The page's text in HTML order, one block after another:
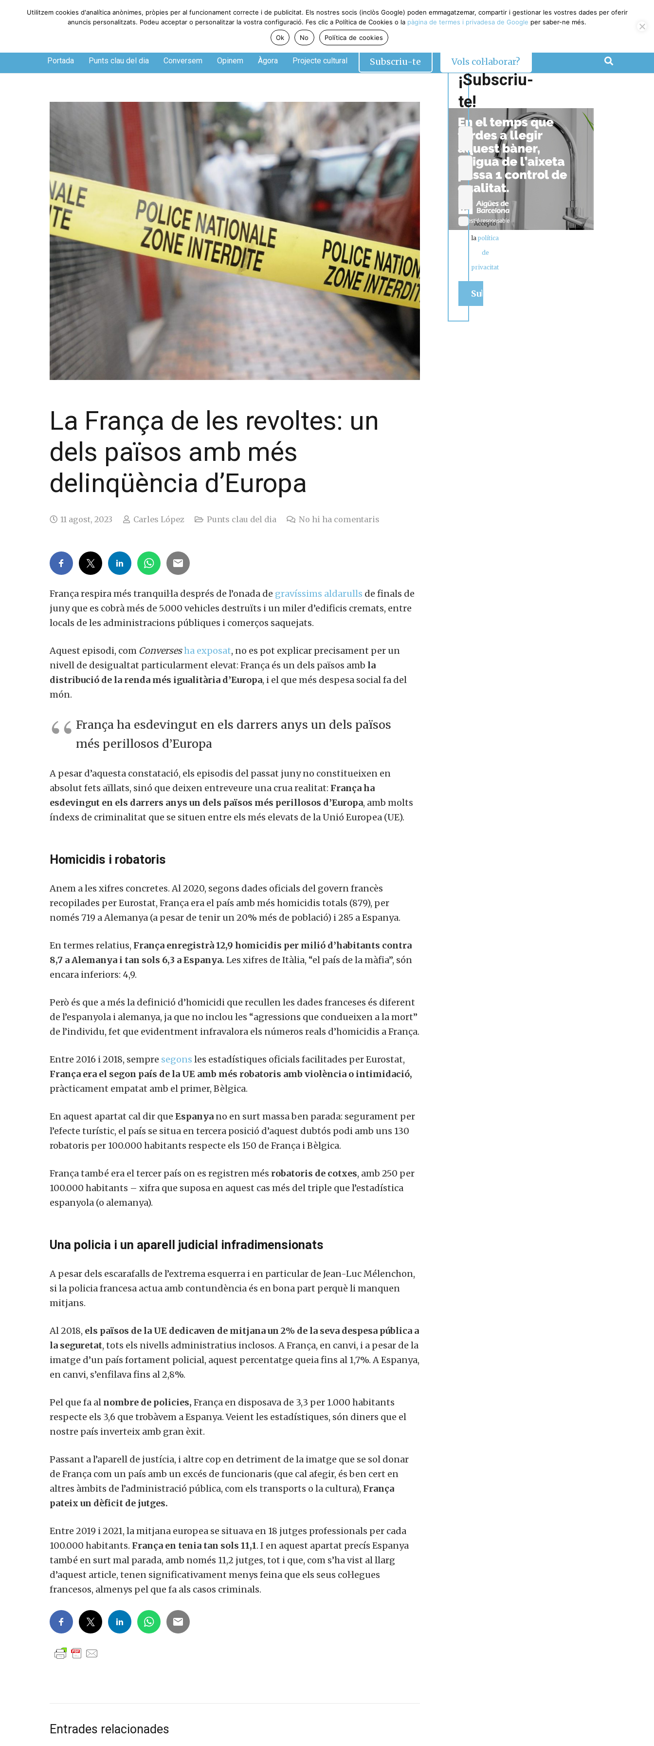
Dijous, 6 de agosto de 2026
Portada Punts clau del dia Conversem Opinem Àgora Projecte cultural Subscriu-te Vols col·laborar?
La França de les revoltes: un
dels països amb més
delinqüència d’Europa
11 agost, 2023 Carles López Punts clau del dia No hi ha comentaris
França respira més tranquil·la després de l’onada de gravíssims aldarulls de finals de
juny que es cobrà més de 5.000 vehicles destruïts i un miler d’edificis cremats, entre
locals de les administracions públiques i comerços saquejats.
Aquest episodi, com Conversesha exposat, no es pot explicar precisament per un
nivell de desigualtat particularment elevat: França és un dels països amb la
distribució de la renda més igualitària d’Europa, i el que més despesa social fa del
món.
França ha esdevingut en els darrers anys un dels països
més perillosos d’Europa
A pesar d’aquesta constatació, els episodis del passat juny no constitueixen en
absolut fets aïllats, sinó que deixen entreveure una crua realitat: França ha
esdevingut en els darrers anys un dels països més perillosos d’Europa, amb molts
índexs de criminalitat que se situen entre els més elevats de la Unió Europea (UE).
Homicidis i robatoris
Anem a les xifres concretes. Al 2020, segons dades oficials del govern francès
recopilades per Eurostat, França era el país amb més homicidis totals (879), per
només 719 a Alemanya (a pesar de tenir un 20% més de població) i 285 a Espanya.
En termes relatius, França enregistrà 12,9 homicidis per milió d’habitants contra
8,7 a Alemanya i tan sols 6,3 a Espanya. Les xifres de Itàlia, “el país de la màfia”, són
encara inferiors: 4,9.
Però és que a més la definició d’homicidi que recullen les dades franceses és diferent
de l’espanyola i alemanya, ja que no inclou les “agressions que condueixen a la mort”
de l’individu, fet que evidentment infravalora els números reals d’homicidis a França.
Entre 2016 i 2018, sempre segons les estadístiques oficials facilitades per Eurostat,
França era el segon país de la UE amb més robatoris amb violència o intimidació,
pràcticament empatat amb el primer, Bèlgica.
En aquest apartat cal dir que Espanya no en surt massa ben parada: segurament per
l’efecte turístic, el país se situa en tercera posició d’aquest dubtós podi amb uns 130
robatoris per 100.000 habitants respecte els 150 de França i Bèlgica.
França també era el tercer país on es registren més robatoris de cotxes, amb 250 per
100.000 habitants – xifra que suposa en aquest cas més del triple que l’estadística
espanyola (o alemanya).
Una policia i un aparell judicial infradimensionats
A pesar dels escarafalls de l’extrema esquerra i en particular de Jean-Luc Mélenchon,
si la policia francesa actua amb contundència és en bona part perquè li manquen
mitjans.
Al 2018, els països de la UE dedicaven de mitjana un 2% de la seva despesa pública a
la seguretat, tots els nivells administratius inclosos. A França, en canvi, i a pesar de la
imatge d’un país fortament policial, aquest percentatge queia fins al 1,7%. A Espanya,
en canvi, s’enfilava fins al 2,8%.
Pel que fa al nombre de policies, França en disposava de 3,3 per 1.000 habitants
respecte els 3,6 que trobàvem a Espanya. Veient les estadístiques, són diners que el
nostre país inverteix amb gran èxit.
Passant a l’aparell de justícia, i altre cop en detriment de la imatge que se sol donar
de França com un país amb un excés de funcionaris (que cal afegir, és ben cert en
altres àmbits de l’administració pública, com els transports o la cultura), França
pateix un dèficit de jutges.
Entre 2019 i 2021, la mitjana europea se situava en 18 jutges professionals per cada
100.000 habitants. França en tenia tan sols 11,1. I en aquest apartat precís Espanya
també en surt mal parada, amb només 11,2 jutges, tot i que, com s’ha vist al llarg
d’aquest article, tenen significativament menys feina que els seus col·legues
francesos, almenys pel que fa als casos criminals.
Entrades relacionades
¡Subscriu-
te!
Accepto
lapolítica
de
privacitat
Utilitzem cookies d'analítica anònimes, pròpies per al funcionament correcte i de publicitat. Els nostres socis (inclòs Google) poden emmagatzemar, compartir i gestionar les vostres dades per oferir
anuncis personalitzats. Podeu acceptar o personalitzar la vostra configuració. Fes clic a Política de Cookies o la pàgina de termes i privadesa de Google per saber-ne més.
Ok
No Política de cookies